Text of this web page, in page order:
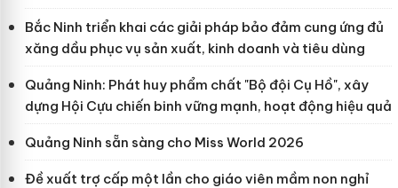
Bắc Ninh triển khai các giải pháp bảo đảm cung ứng đủ
xăng dầu phục vụ sản xuất, kinh doanh và tiêu dùng
Quảng Ninh: Phát huy phẩm chất "Bộ đội Cụ Hồ", xây
dựng Hội Cựu chiến binh vững mạnh, hoạt động hiệu quả
Quảng Ninh sẵn sàng cho Miss World 2026
Đề xuất trợ cấp một lần cho giáo viên mầm non nghỉ